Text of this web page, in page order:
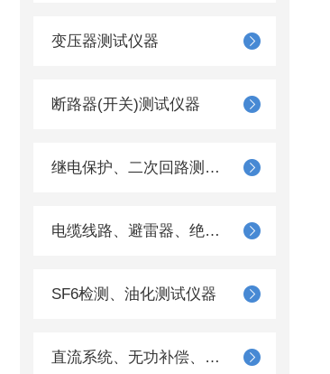
变压器测试仪器
断路器(开关)测试仪器
继电保护、二次回路测试仪器
电缆线路、避雷器、绝缘子测试仪器
SF6检测、油化测试仪器
直流系统、无功补偿、电池电机检测仪器